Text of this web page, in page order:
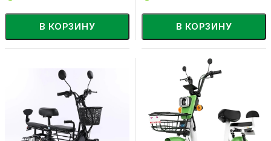
В КОРЗИНУ В КОРЗИНУ